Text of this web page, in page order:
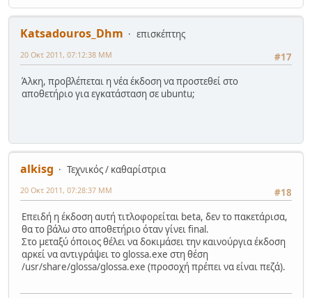
Katsadouros_Dhm
επισκέπτης
#17
20 Οκτ 2011, 07:12:38 ΜΜ
Άλκη, προβλέπεται η νέα έκδοση να προστεθεί στο
αποθετήριο για εγκατάσταση σε ubuntu;
alkisg
Τεχνικός / καθαρίστρια
#18
20 Οκτ 2011, 07:28:37 ΜΜ
Επειδή η έκδοση αυτή τιτλοφορείται beta, δεν το πακετάρισα,
θα το βάλω στο αποθετήριο όταν γίνει final.
Στο μεταξύ όποιος θέλει να δοκιμάσει την καινούργια έκδοση
αρκεί να αντιγράψει το glossa.exe στη θέση
/usr/share/glossa/glossa.exe (προσοχή πρέπει να είναι πεζά).